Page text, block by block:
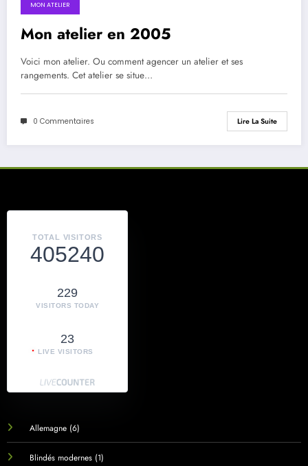
MON ATELIER
Mon atelier en 2005
Voici mon atelier. Ou comment agencer un atelier et ses
rangements. Cet atelier se situe…
0 Commentaires Lire La Suite
TOTAL VISITORS
405240
229
VISITORS TODAY
23
LIVE VISITORS
Allemagne(6)
Blindés modernes(1)